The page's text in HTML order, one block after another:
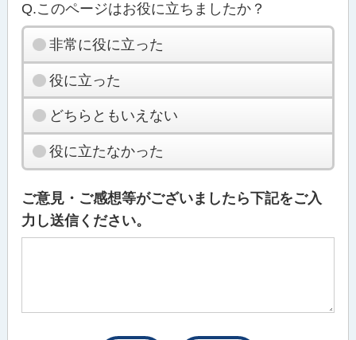
Q.このページはお役に立ちましたか？
非常に役に立った
役に立った
どちらともいえない
役に立たなかった
ご意見・ご感想等がございましたら下記をご入
力し送信ください。